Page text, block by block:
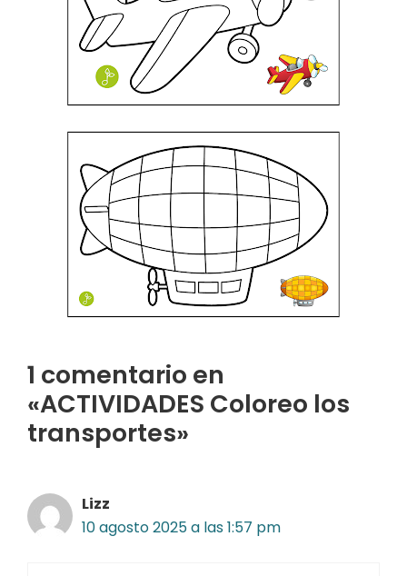
1 comentario en
«ACTIVIDADES Coloreo los
transportes»
Lizz
10 agosto 2025 a las 1:57 pm